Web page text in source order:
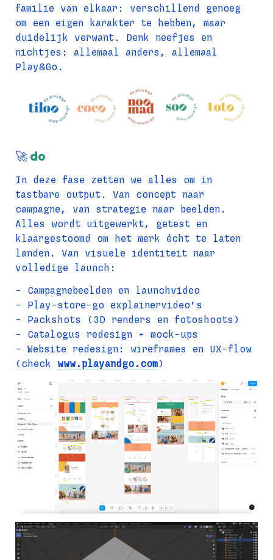
familie van elkaar: verschillend genoeg
om een eigen karakter te hebben, maar
duidelijk verwant. Denk neefjes en
nichtjes: allemaal anders, allemaal
Play&Go.
🚀 do
In deze fase zetten we alles om in
tastbare output. Van concept naar
campagne, van strategie naar beelden.
Alles wordt uitgewerkt, getest en
klaargestoomd om het merk écht te laten
landen. Van visuele identiteit naar
volledige launch:
- Campagnebeelden en launchvideo
- Play-store-go explainervideo’s
- Packshots (3D renders en fotoshoots)
- Catalogus redesign + mock-ups
- Website redesign: wireframes en UX-flow
(check www.playandgo.com)